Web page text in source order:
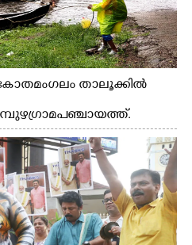
താലൂക്കിൽ
ഗ്രാമ പഞ്ചായത്ത്.
കത്തിപ്പാറ,
മഞ്ചപ്പാറ എന്നീ ആറു
സഞ്ചാര മാർഗമാണ് ഈ